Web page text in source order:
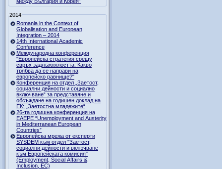
2014
Romania in the Context of
Globalisation and European
Integration – 2014
14th International Academic
Conference
Международна конференция
"Европейска стратегия срещу
свръх задлъжнялостта. Какво
трябва да се направи на
европейско равнище?"
Конференция на отдел „Заетост,
социални дейности и социално
включване“ за представяне и
обсъждане на годишен доклад на
ЕК: „Заетостна младежите“
26-та годишна конференция на
EAEPE “Unemployment and Austerity
in Mediterranean European
Countries”
Eвропейска мрежа от експерти
SYSDEM към отдел "Заетост,
социални дейности и включване
към Европейската комисия"
(Employment, Social Affairs &
Inclusion, ЕС)